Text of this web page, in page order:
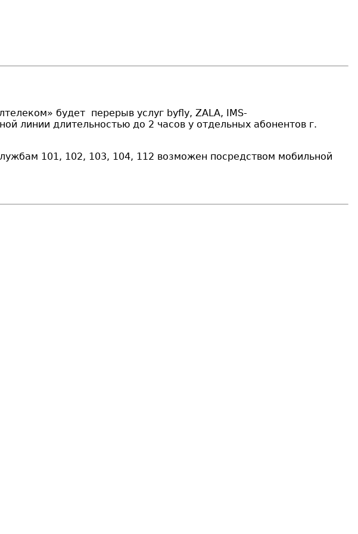
будет перерыв услуг byfly, ZALA, IMS-
линии длительностью до 2 часов у отдельных абонентов г.
101, 102, 103, 104, 112 возможен посредством мобильной